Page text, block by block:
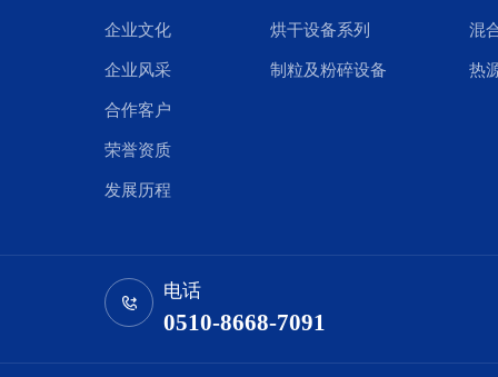
企业文化
企业风采
合作客户
荣誉资质
发展历程
烘干设备系列 混
制粒及粉碎设备 热
电话
0510-8668-7091